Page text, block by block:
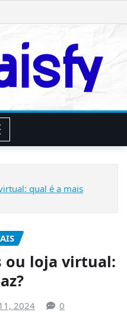
qual é a mais
ou loja virtual:
2024 0